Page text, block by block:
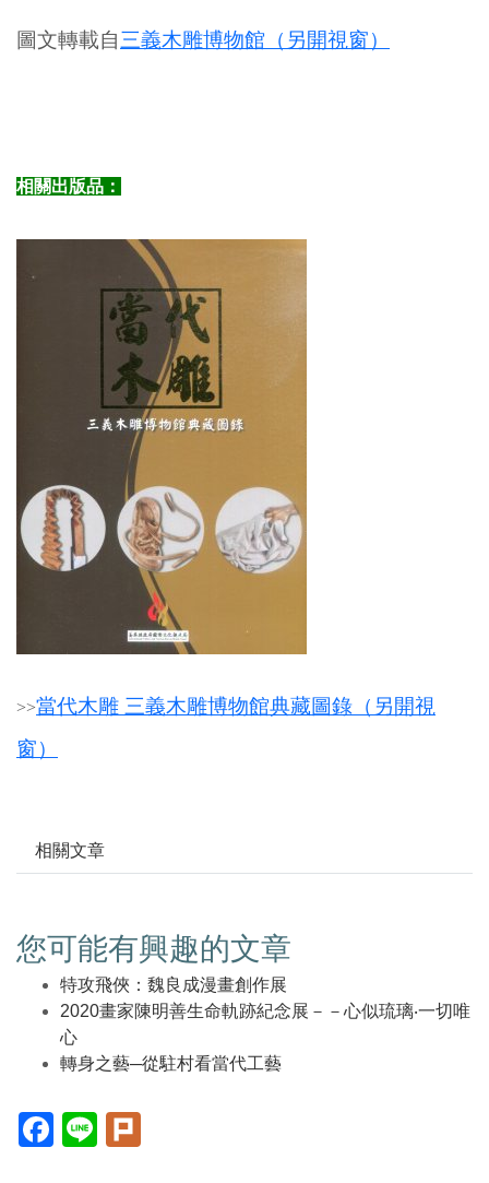
圖文轉載自三義木雕博物館（另開視窗）
相關出版品：
>>當代木雕 三義木雕博物館典藏圖錄（另開視
窗）
相關文章
您可能有興趣的文章
特攻飛俠：魏良成漫畫創作展
2020畫家陳明善生命軌跡紀念展－－心似琉璃‧一切唯
心
轉身之藝─從駐村看當代工藝
Facebook(另
開
Line(另
開